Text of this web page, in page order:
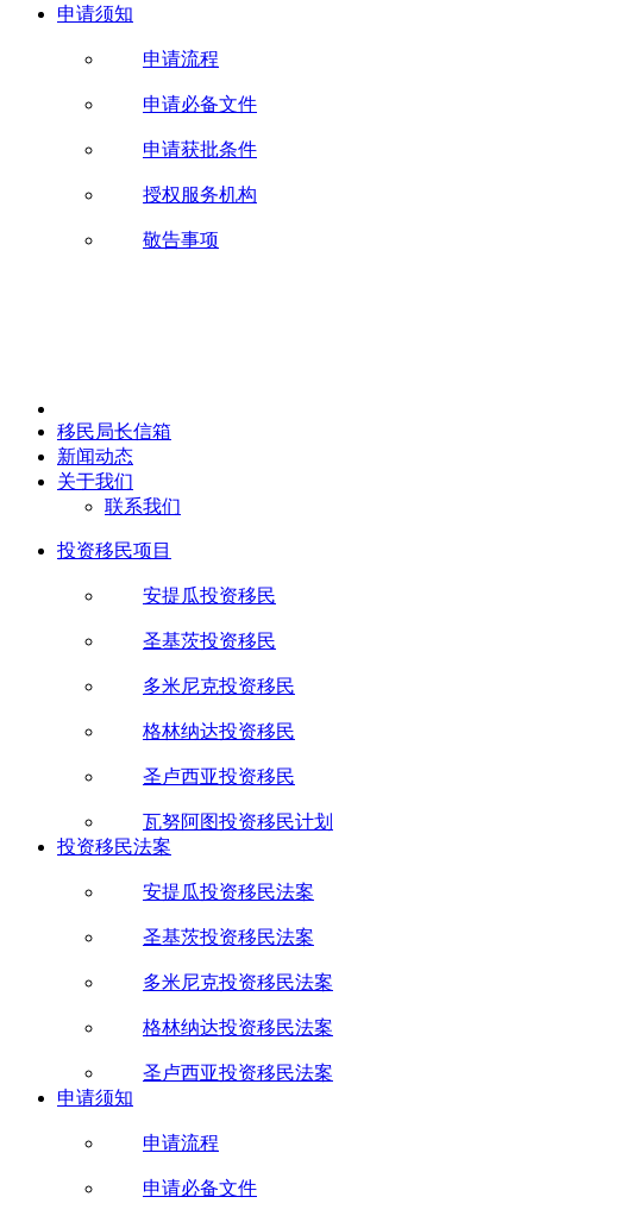
申请须知
申请流程
申请必备文件
申请获批条件
授权服务机构
敬告事项
移民局长信箱
新闻动态
关于我们
联系我们
投资移民项目
安提瓜投资移民
圣基茨投资移民
多米尼克投资移民
格林纳达投资移民
圣卢西亚投资移民
瓦努阿图投资移民计划
投资移民法案
安提瓜投资移民法案
圣基茨投资移民法案
多米尼克投资移民法案
格林纳达投资移民法案
圣卢西亚投资移民法案
申请须知
申请流程
申请必备文件